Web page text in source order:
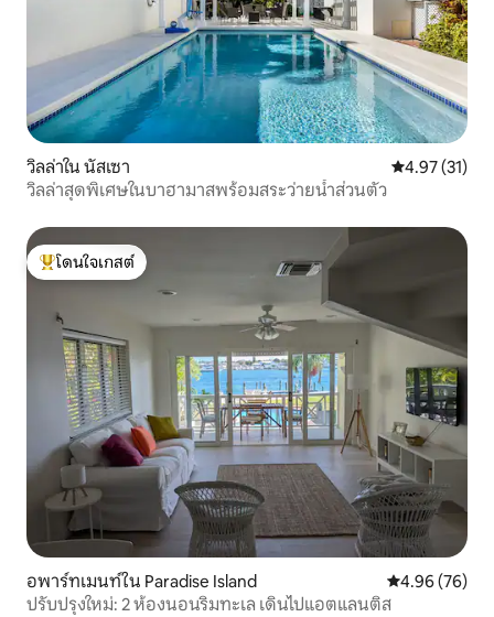
วิลล่าใน นัสเซา คะแนนเฉลี่ย
4.97 (31)
วิลล่าสุดพิเศษในบาฮามาสพร้อมสระว่ายน้ำส่วนตัว
โดนใจเกสต์ที่สุด
โดนใจเกสต์
อพาร์ทเมนท์ใน Paradise Island คะแนนเฉลี่ย
4.96 (76)
ปรับปรุงใหม่: 2 ห้องนอนริมทะเล เดินไปแอตแลนติส